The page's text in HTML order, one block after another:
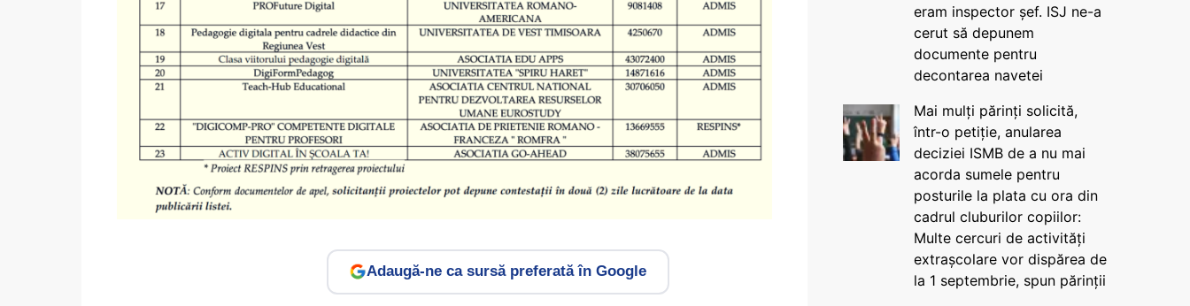
Adaugă-ne ca sursă preferată în Google
eram inspector șef. ISJ ne-a
cerut să depunem
documente pentru
decontarea navetei
Mai mulți părinți solicită,
într-o petiție, anularea
deciziei ISMB de a nu mai
acorda sumele pentru
posturile la plata cu ora din
cadrul cluburilor copiilor:
Multe cercuri de activități
extrașcolare vor dispărea de
la 1 septembrie, spun părinții